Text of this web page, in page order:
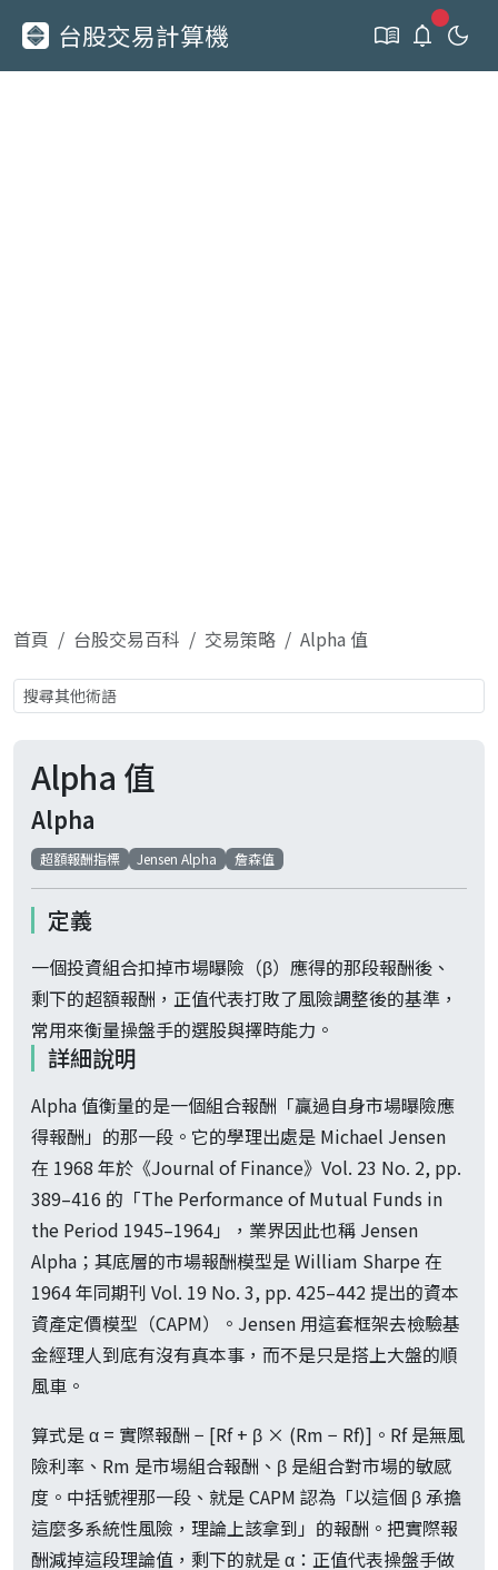
台股交易計算機 新通知
首頁 台股交易百科 交易策略 Alpha 值
Alpha 值
Alpha
超額報酬指標 Jensen Alpha 詹森值
定義
一個投資組合扣掉市場曝險（β）應得的那段報酬後、
剩下的超額報酬，正值代表打敗了風險調整後的基準，
常用來衡量操盤手的選股與擇時能力。
詳細說明
Alpha 值衡量的是一個組合報酬「贏過自身市場曝險應
得報酬」的那一段。它的學理出處是 Michael Jensen
在 1968 年於《Journal of Finance》Vol. 23 No. 2, pp.
389–416 的「The Performance of Mutual Funds in
the Period 1945–1964」，業界因此也稱 Jensen
Alpha；其底層的市場報酬模型是 William Sharpe 在
1964 年同期刊 Vol. 19 No. 3, pp. 425–442 提出的資本
資產定價模型（CAPM）。Jensen 用這套框架去檢驗基
金經理人到底有沒有真本事，而不是只是搭上大盤的順
風車。
算式是 α = 實際報酬 − [Rf + β × (Rm − Rf)]。Rf 是無風
險利率、Rm 是市場組合報酬、β 是組合對市場的敏感
度。中括號裡那一段、就是 CAPM 認為「以這個 β 承擔
這麼多系統性風險，理論上該拿到」的報酬。把實際報
酬減掉這段理論值，剩下的就是 α：正值代表操盤手做